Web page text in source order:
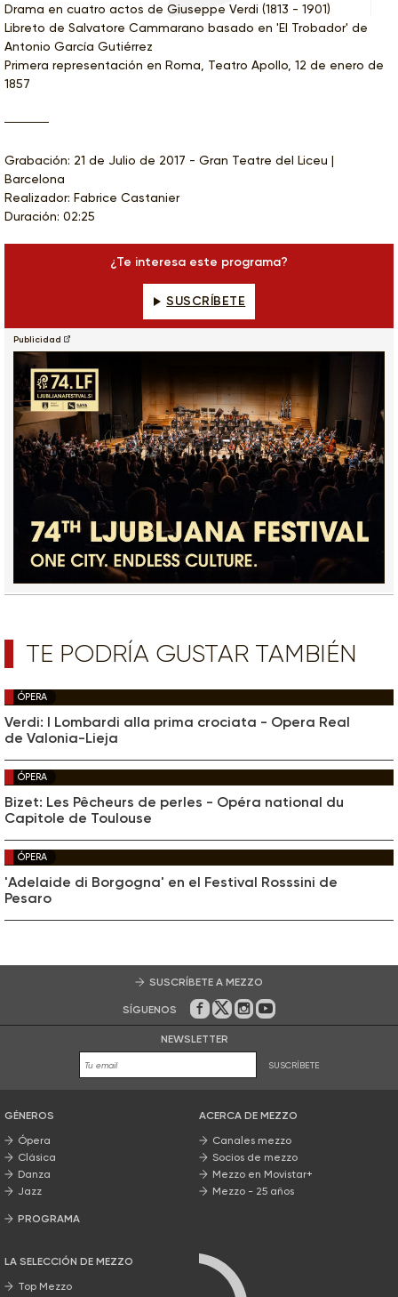
Drama en cuatro actos de Giuseppe Verdi (1813 - 1901)
Libreto de Salvatore Cammarano basado en 'El Trobador' de
Antonio García Gutiérrez
Primera representación en Roma, Teatro Apollo, 12 de enero de
1857
Grabación: 21 de Julio de 2017 - Gran Teatre del Liceu |
Barcelona
Realizador: Fabrice Castanier
Duración: 02:25
¿Te interesa este programa?
SUSCRÍBETE
Publicidad
TE PODRÍA GUSTAR TAMBIÉN
ÓPERA
Verdi: I Lombardi alla prima crociata - Opera Real
de Valonia-Lieja
ÓPERA
Bizet: Les Pêcheurs de perles - Opéra national du
Capitole de Toulouse
ÓPERA
'Adelaide di Borgogna' en el Festival Rosssini de
Pesaro
SUSCRÍBETE A MEZZO
SÍGUENOS En Facebook
En Twitter
En Instagram
En Youtube
NEWSLETTER
SUSCRÍBETE
GÉNEROS
Ópera
Clásica
Danza
Jazz
PROGRAMA
LA SELECCIÓN DE MEZZO
Top Mezzo
ACERCA DE MEZZO
Canales mezzo
Socios de mezzo
Mezzo en Movistar+
Mezzo - 25 años